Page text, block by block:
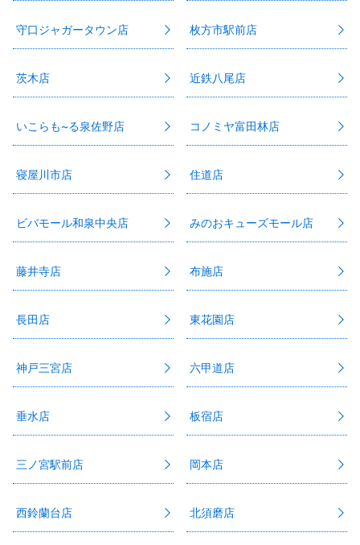
守口ジャガータウン店 枚方市駅前店
茨木店 近鉄八尾店
いこらも~る泉佐野店 コノミヤ富田林店
寝屋川市店 住道店
ビバモール和泉中央店 みのおキューズモール店
藤井寺店 布施店
長田店 東花園店
神戸三宮店 六甲道店
垂水店 板宿店
三ノ宮駅前店 岡本店
西鈴蘭台店 北須磨店